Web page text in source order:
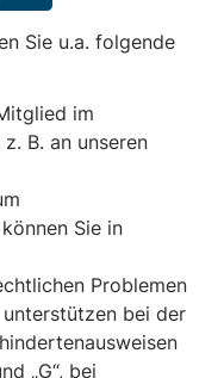
Sie u.a. folgende
im
B. an unseren
Sie in
Problemen
bei der
„G“, bei